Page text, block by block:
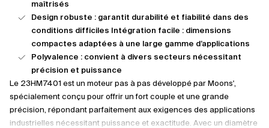
maîtrisés
Design robuste : garantit durabilité et fiabilité dans des
conditions difficiles Intégration facile : dimensions
compactes adaptées à une large gamme d’applications
Polyvalence : convient à divers secteurs nécessitant
précision et puissance
Le 23HM7401 est un moteur pas à pas développé par Moons',
spécialement conçu pour offrir un fort couple et une grande
précision, répondant parfaitement aux exigences des applications
industrielles nécessitant puissance et exactitude. Avec un diamètre